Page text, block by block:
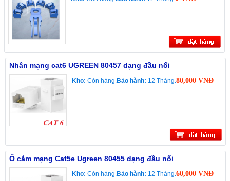
Nhân mạng cat6 UGREEN 80457 dạng đầu nối
Kho: Còn hàng.Bảo hành: 12 Tháng.80,000 VNĐ
Ổ cắm mạng Cat5e Ugreen 80455 dạng đầu nối
Kho: Còn hàng.Bảo hành: 12 Tháng.60,000 VNĐ